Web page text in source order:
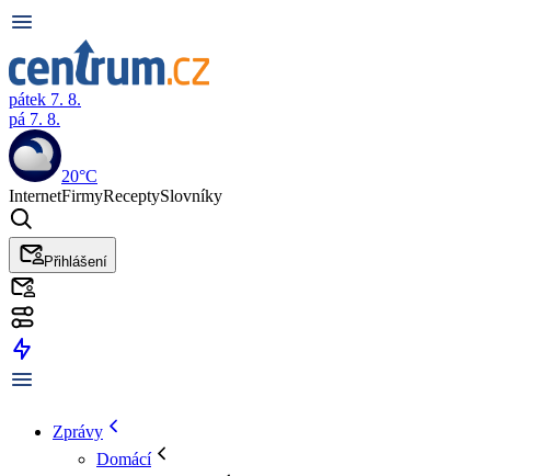
pátek 7. 8.
pá 7. 8.
20°C
InternetFirmyReceptySlovníky
Přihlášení
Zprávy
Domácí